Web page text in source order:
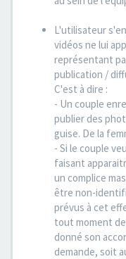
L'utilisateur
vidéos ne lui
représentant
publication /
C'est à dire :
- Un couple
publier des
guise. De la
- Si le couple
faisant
un complice
être non-
prévus à cet
tout moment
donné son
demande, soit